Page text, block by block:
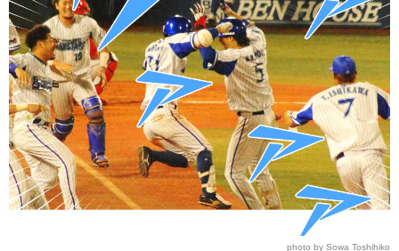
photo by Sowa Toshihiko